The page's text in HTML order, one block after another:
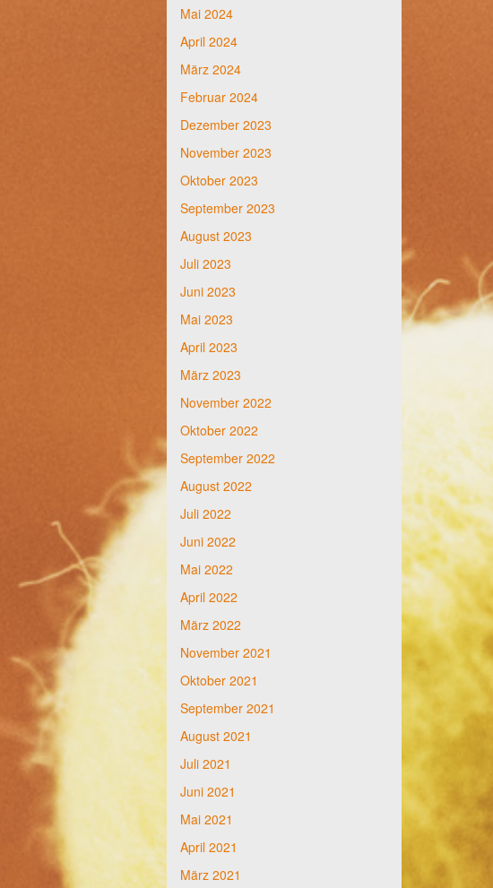
Mai 2024
April 2024
März 2024
Februar 2024
Dezember 2023
November 2023
Oktober 2023
September 2023
August 2023
Juli 2023
Juni 2023
Mai 2023
April 2023
März 2023
November 2022
Oktober 2022
September 2022
August 2022
Juli 2022
Juni 2022
Mai 2022
April 2022
März 2022
November 2021
Oktober 2021
September 2021
August 2021
Juli 2021
Juni 2021
Mai 2021
April 2021
März 2021